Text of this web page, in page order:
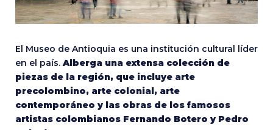
El Museo de Antioquia es una institución cultural líder
en el país. Alberga una extensa colección de
piezas de la región, que incluye arte
precolombino, arte colonial, arte
contemporáneo y las obras de los famosos
artistas colombianos Fernando Botero y Pedro